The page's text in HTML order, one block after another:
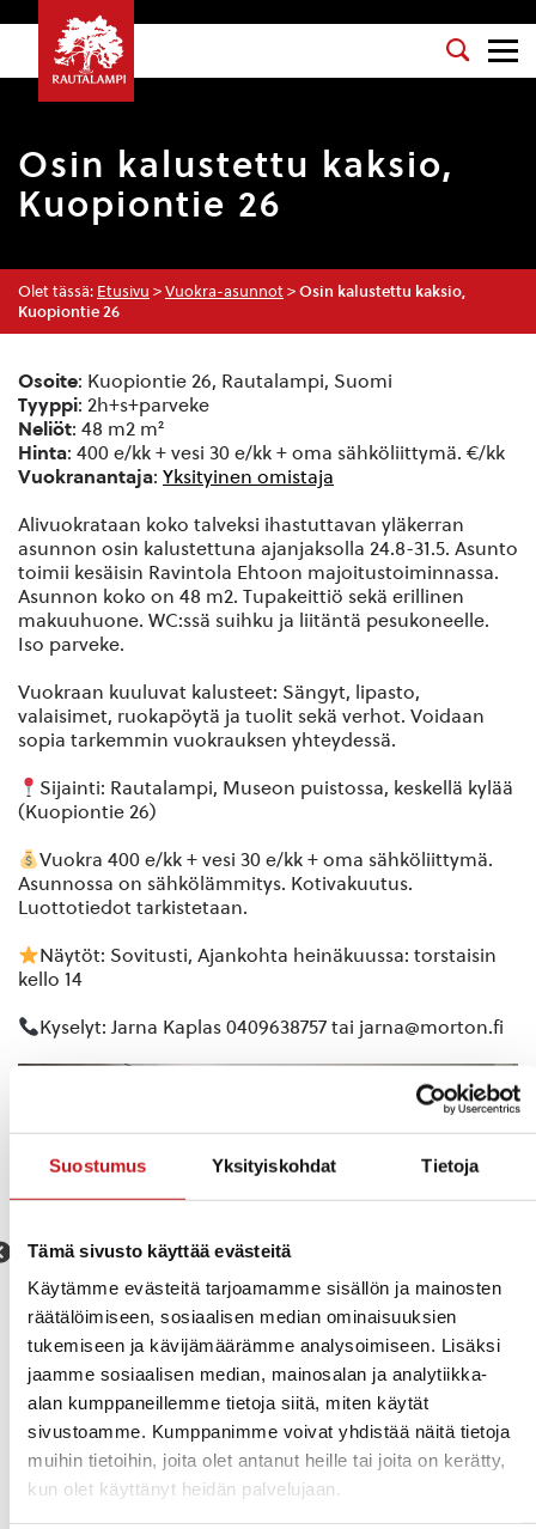
Suostumus Yksityiskohdat Tietoja
Tämä sivusto käyttää evästeitä
Käytämme evästeitä tarjoamamme sisällön ja mainosten
räätälöimiseen, sosiaalisen median ominaisuuksien
tukemiseen ja kävijämäärämme analysoimiseen. Lisäksi
jaamme sosiaalisen median, mainosalan ja analytiikka-
alan kumppaneillemme tietoja siitä, miten käytät
sivustoamme. Kumppanimme voivat yhdistää näitä tietoja
muihin tietoihin, joita olet antanut heille tai joita on kerätty,
kun olet käyttänyt heidän palvelujaan.
Osin kalustettu kaksio,
Kuopiontie 26
Olet tässä: Etusivu > Vuokra-asunnot > Osin kalustettu kaksio,
Kuopiontie 26
Osoite: Kuopiontie 26, Rautalampi, Suomi
Tyyppi: 2h+s+parveke
Neliöt: 48 m2 m²
Hinta: 400 e/kk + vesi 30 e/kk + oma sähköliittymä. €/kk
Vuokranantaja: Yksityinen omistaja
Alivuokrataan koko talveksi ihastuttavan yläkerran
asunnon osin kalustettuna ajanjaksolla 24.8-31.5. Asunto
toimii kesäisin Ravintola Ehtoon majoitustoiminnassa.
Asunnon koko on 48 m2. Tupakeittiö sekä erillinen
makuuhuone. WC:ssä suihku ja liitäntä pesukoneelle.
Iso parveke.
Vuokraan kuuluvat kalusteet: Sängyt, lipasto,
valaisimet, ruokapöytä ja tuolit sekä verhot. Voidaan
sopia tarkemmin vuokrauksen yhteydessä.
Sijainti: Rautalampi, Museon puistossa, keskellä kylää
(Kuopiontie 26)
Vuokra 400 e/kk + vesi 30 e/kk + oma sähköliittymä.
Asunnossa on sähkölämmitys. Kotivakuutus.
Luottotiedot tarkistetaan.
Näytöt: Sovitusti, Ajankohta heinäkuussa: torstaisin
kello 14
Kyselyt: Jarna Kaplas 0409638757 tai jarna@morton.fi